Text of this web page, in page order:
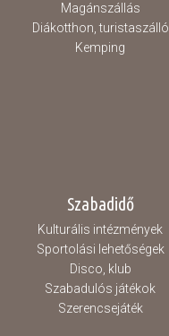
Magánszállás
Diákotthon, turistaszálló
Kemping
Szabadidő
Kulturális intézmények
Sportolási lehetőségek
Disco, klub
Szabadulós játékok
Szerencsejáték